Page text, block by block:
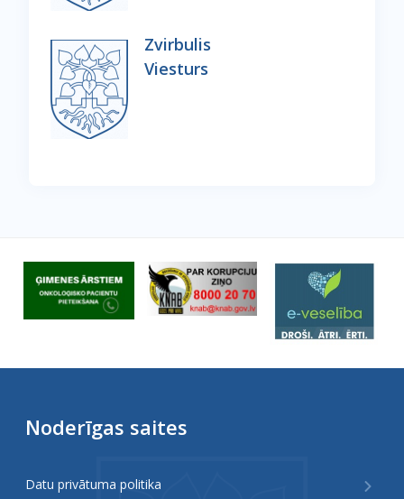
Zvirbulis
Viesturs
Noderīgas saites
Datu privātuma politika